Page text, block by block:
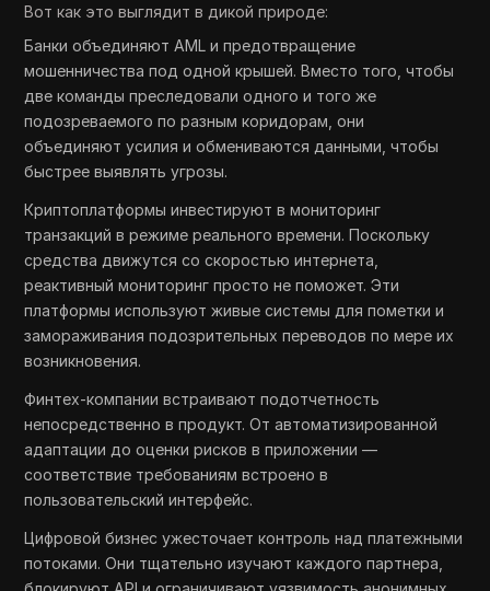
Вот как это выглядит в дикой природе:
Банки объединяют AML и предотвращение
мошенничества под одной крышей. Вместо того, чтобы
две команды преследовали одного и того же
подозреваемого по разным коридорам, они
объединяют усилия и обмениваются данными, чтобы
быстрее выявлять угрозы.
Криптоплатформы инвестируют в мониторинг
транзакций в режиме реального времени. Поскольку
средства движутся со скоростью интернета,
реактивный мониторинг просто не поможет. Эти
платформы используют живые системы для пометки и
замораживания подозрительных переводов по мере их
возникновения.
Финтех-компании встраивают подотчетность
непосредственно в продукт. От автоматизированной
адаптации до оценки рисков в приложении —
соответствие требованиям встроено в
пользовательский интерфейс.
Цифровой бизнес ужесточает контроль над платежными
потоками. Они тщательно изучают каждого партнера,